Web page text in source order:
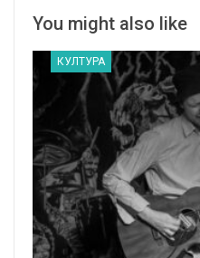
You might also like
КУЛТУРА